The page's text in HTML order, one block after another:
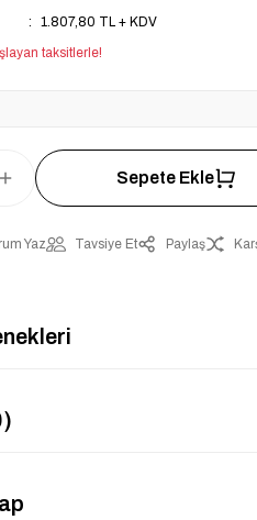
1.807,80 TL + KDV
taksitlerle!
Sepete Ekle
Yaz Tavsiye Et Paylaş